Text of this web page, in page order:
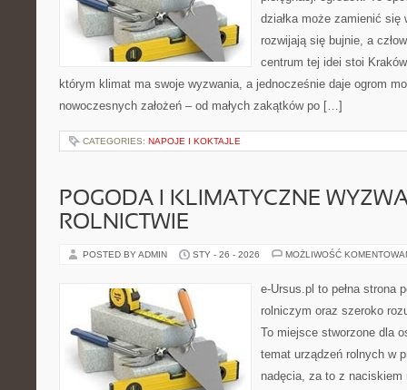
działka może zamienić
rozwijają się bujnie, a
centrum tej idei stoi
którym klimat ma swoje wyzwania, a jednocześnie daje ogrom
nowoczesnych założeń – od małych zakątków po […]
CATEGORIES: NAPOJE I KOKTAJLE
POGODA I KLIMATYCZNE
ROLNICTWIE
POSTED BY ADMIN STY - 26 - 2026 MOŻLIWOŚĆ
e-Ursus.pl to pełna strona
rolniczym oraz szeroko
To miejsce stworzone dla
temat urządzeń rolnych w
nadęcia, za to z